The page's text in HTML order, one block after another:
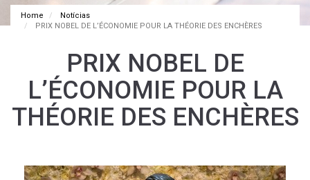
Home
Notícias
PRIX NOBEL DE L’ÉCONOMIE POUR LA THÉORIE DES ENCHÈRES
PRIX NOBEL DE
L’ÉCONOMIE POUR LA
THÉORIE DES ENCHÈRES